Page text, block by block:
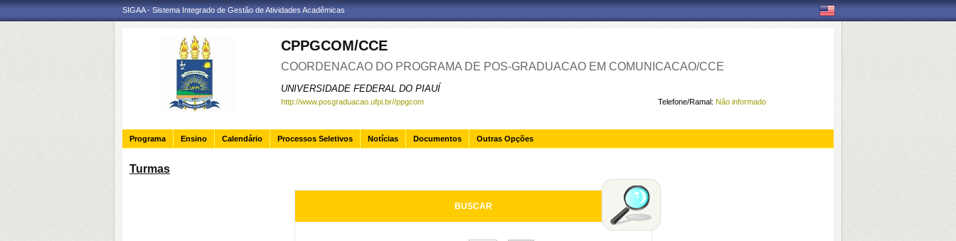
SIGAA - Sistema Integrado de Gestão de Atividades Acadêmicas
CPPGCOM/CCE
COORDENACAO DO PROGRAMA DE POS-GRADUACAO EM COMUNICACAO/CCE
UNIVERSIDADE FEDERAL DO PIAUÍ
Telefone/Ramal: Não informado
http://www.posgraduacao.ufpi.br//ppgcom
Programa Ensino Calendário Processos Seletivos Notícias Documentos Outras Opções
Turmas
BUSCAR